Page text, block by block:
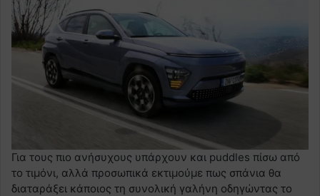
Για τους πιο ανήσυχους υπάρχουν και puddles πίσω από
το τιμόνι, αλλά προσωπικά εκτιμούμε πως σπάνια θα
διαταράξει κάποιος τη συνολική γαλήνη οδηγώντας το